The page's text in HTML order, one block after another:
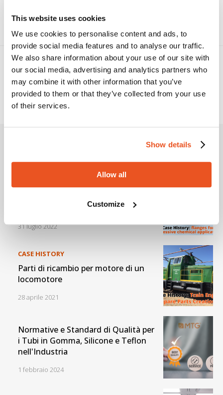
This website uses cookies
We use cookies to personalise content and ads, to
provide social media features and to analyse our traffic.
We also share information about your use of our site with
our social media, advertising and analytics partners who
may combine it with other information that you’ve
provided to them or that they’ve collected from your use
of their services.
Show details
Allow all
Customize
antiabrasiva. Pressione di esercizio a 10 bar.
31 luglio 2022
CASE HISTORY
Parti di ricambio per motore di un
locomotore
28 aprile 2021
Normative e Standard di Qualità per
i Tubi in Gomma, Silicone e Teflon
nell'Industria
1 febbraio 2024